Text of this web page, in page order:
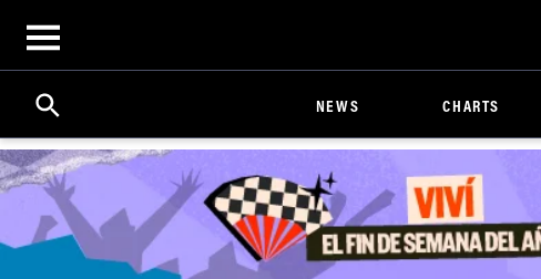
Open
menu
Search
Click
Expand
Search
Input
NEWS CHARTS